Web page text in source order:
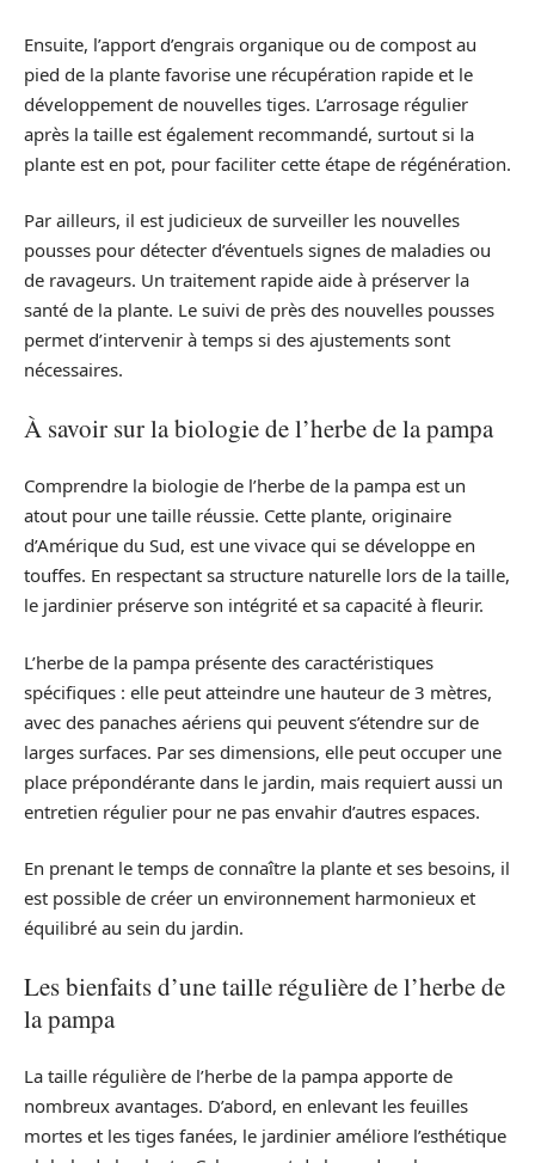
Ensuite, l’apport d’engrais organique ou de compost au
pied de la plante favorise une récupération rapide et le
développement de nouvelles tiges. L’arrosage régulier
après la taille est également recommandé, surtout si la
plante est en pot, pour faciliter cette étape de régénération.
Par ailleurs, il est judicieux de surveiller les nouvelles
pousses pour détecter d’éventuels signes de maladies ou
de ravageurs. Un traitement rapide aide à préserver la
santé de la plante. Le suivi de près des nouvelles pousses
permet d’intervenir à temps si des ajustements sont
nécessaires.
À savoir sur la biologie de l’herbe de la pampa
Comprendre la biologie de l’herbe de la pampa est un
atout pour une taille réussie. Cette plante, originaire
d’Amérique du Sud, est une vivace qui se développe en
touffes. En respectant sa structure naturelle lors de la taille,
le jardinier préserve son intégrité et sa capacité à fleurir.
L’herbe de la pampa présente des caractéristiques
spécifiques : elle peut atteindre une hauteur de 3 mètres,
avec des panaches aériens qui peuvent s’étendre sur de
larges surfaces. Par ses dimensions, elle peut occuper une
place prépondérante dans le jardin, mais requiert aussi un
entretien régulier pour ne pas envahir d’autres espaces.
En prenant le temps de connaître la plante et ses besoins, il
est possible de créer un environnement harmonieux et
équilibré au sein du jardin.
Les bienfaits d’une taille régulière de l’herbe de
la pampa
La taille régulière de l’herbe de la pampa apporte de
nombreux avantages. D’abord, en enlevant les feuilles
mortes et les tiges fanées, le jardinier améliore l’esthétique